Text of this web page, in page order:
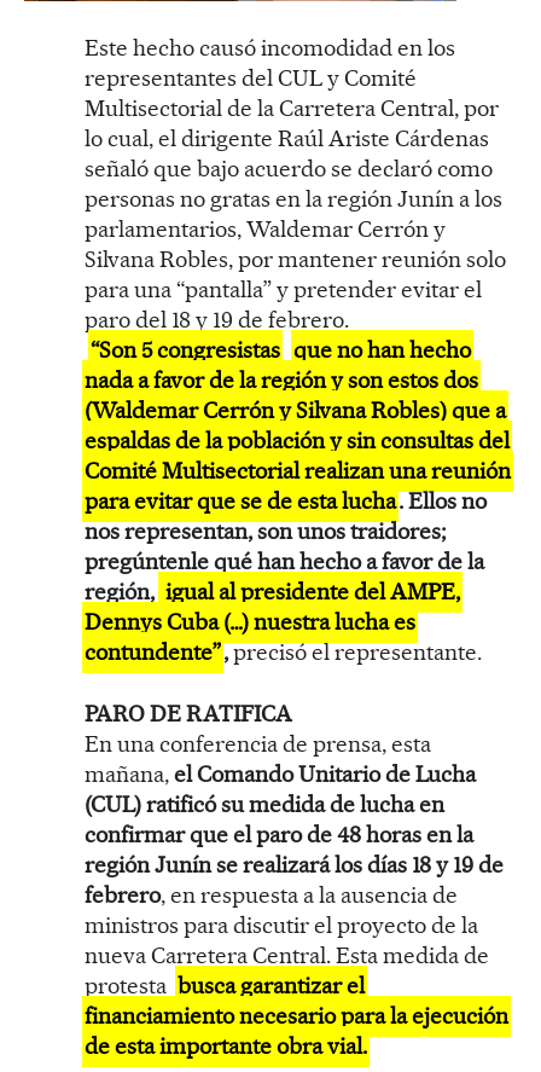
Este hecho causó incomodidad en los
representantes del CUL y Comité
Multisectorial de la Carretera Central, por
lo cual, el dirigente Raúl Ariste Cárdenas
señaló que bajo acuerdo se declaró como
personas no gratas en la región Junín a los
parlamentarios, Waldemar Cerrón y
Silvana Robles, por mantener reunión solo
para una “pantalla” y pretender evitar el
paro del 18 y 19 de febrero.
“Son 5 congresistas que no han hecho
nada a favor de la región y son estos dos
(Waldemar Cerrón y Silvana Robles) que a
espaldas de la población y sin consultas del
Comité Multisectorial realizan una reunión
para evitar que se de esta lucha. Ellos no
nos representan, son unos traidores;
pregúntenle qué han hecho a favor de la
región, igual al presidente del AMPE,
Dennys Cuba (…) nuestra lucha es
contundente”,precisó el representante.
PARO DE RATIFICA
En una conferencia de prensa, esta
mañana,el Comando Unitario de Lucha
(CUL) ratificó su medida de lucha en
confirmar que el paro de 48 horas en la
región Junín se realizará los días 18 y 19 de
febrero, en respuesta a la ausencia de
ministros para discutir el proyecto de la
nueva Carretera Central. Esta medida de
protesta busca garantizar el
financiamiento necesario para la ejecución
de esta importante obra vial.